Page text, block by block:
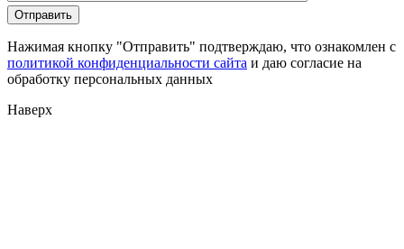
Нажимая кнопку "Отправить" подтверждаю, что ознакомлен с
политикой конфиденциальности сайта и даю согласие на
обработку персональных данных
Наверх